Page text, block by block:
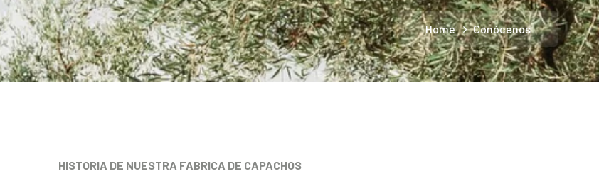
Home Conócenos
HISTORIA DE NUESTRA FABRICA DE CAPACHOS